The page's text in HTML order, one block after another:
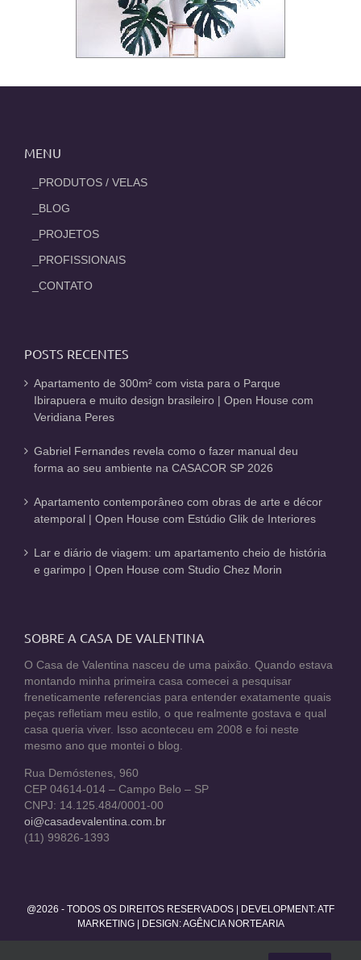
MENU
_PRODUTOS / VELAS
_BLOG
_PROJETOS
_PROFISSIONAIS
_CONTATO
POSTS RECENTES
Apartamento de 300m² com vista para o Parque
Ibirapuera e muito design brasileiro | Open House com
Veridiana Peres
Gabriel Fernandes revela como o fazer manual deu
forma ao seu ambiente na CASACOR SP 2026
Apartamento contemporâneo com obras de arte e décor
atemporal | Open House com Estúdio Glik de Interiores
Lar e diário de viagem: um apartamento cheio de história
e garimpo | Open House com Studio Chez Morin
SOBRE A CASA DE VALENTINA
O Casa de Valentina nasceu de uma paixão. Quando estava
montando minha primeira casa comecei a pesquisar
freneticamente referencias para entender exatamente quais
peças refletiam meu estilo, o que realmente gostava e qual
casa queria viver. Isso aconteceu em 2008 e foi neste
mesmo ano que montei o blog.
Rua Demóstenes, 960
CEP 04614-014 – Campo Belo – SP
CNPJ: 14.125.484/0001-00
oi@casadevalentina.com.br
(11) 99826-1393
@2026 - TODOS OS DIREITOS RESERVADOS | DEVELOPMENT:ATF
MARKETING| DESIGN: AGÊNCIA NORTEARIA